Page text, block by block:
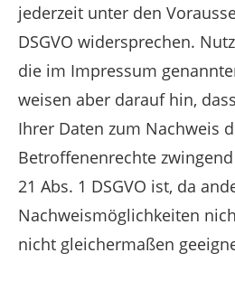
jederzeit unter den
DSGVO widersprechen.
die im Impressum
weisen aber darauf hin,
Ihrer Daten zum Nachweis
Betroffenenrechte
21 Abs. 1 DSGVO ist, da
Nachweismöglichkeiten
nicht gleichermaßen